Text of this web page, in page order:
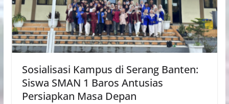
Sosialisasi Kampus di Serang Banten:
Siswa SMAN 1 Baros Antusias
Persiapkan Masa Depan